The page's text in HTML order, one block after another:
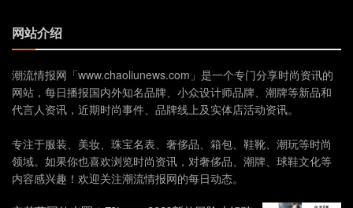
网站介绍
潮流情报网「www.chaoliunews.com」是一个专门分享时尚资讯的
网站，每日播报国内外知名品牌、小众设计师品牌、潮牌等新品和
代言人资讯，近期时尚事件、品牌线上及实体店活动资讯。
专注于服装、美妆、珠宝名表、奢侈品、箱包、鞋靴、潮玩等时尚
领域。如果你也喜欢浏览时尚资讯，对奢侈品、潮牌、球鞋文化等
内容感兴趣！欢迎关注潮流情报网的每日动态。